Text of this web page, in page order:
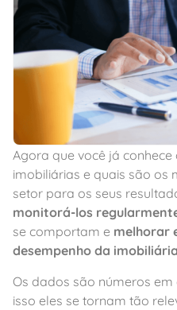
Agora que você já
imobiliárias e quais são os
setor para os seus
monitorá-los
se comportam e melhorar
desempenho da
Os dados são números
isso eles se tornam tão